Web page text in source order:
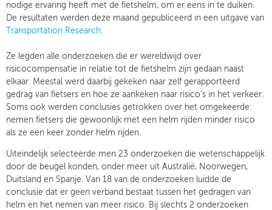
nodige ervaring heeft met de fietshelm, om er eens in te duiken.
De resultaten werden deze maand gepubliceerd in een uitgave van
Transportation Research.
Ze legden alle onderzoeken die er wereldwijd over
risicocompensatie in relatie tot de fietshelm zijn gedaan naast
elkaar. Meestal werd daarbij gekeken naar zelf gerapporteerd
gedrag van fietsers en hoe ze aankeken naar risico’s in het verkeer.
Soms ook werden conclusies getrokken over het omgekeerde:
nemen fietsers die gewoonlijk met een helm rijden minder risico
als ze een keer zonder helm rijden.
Uiteindelijk selecteerde men 23 onderzoeken die wetenschappelijk
door de beugel konden, onder meer uit Australië, Noorwegen,
Duitsland en Spanje. Van 18 van de onderzoeken luidde de
conclusie dat er geen verband bestaat tussen het gedragen van
helm en het nemen van meer risico. Bij slechts 2 onderzoeken